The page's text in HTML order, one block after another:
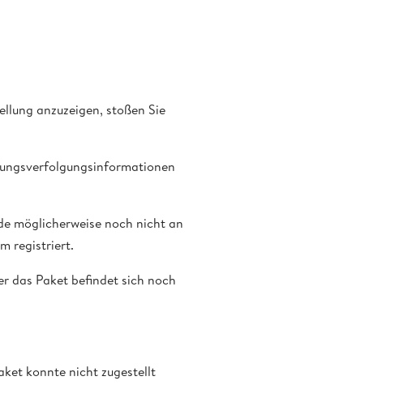
anzuzeigen, stoßen Sie
möglicherweise noch nicht an
registriert.
das Paket befindet sich noch
konnte nicht zugestellt